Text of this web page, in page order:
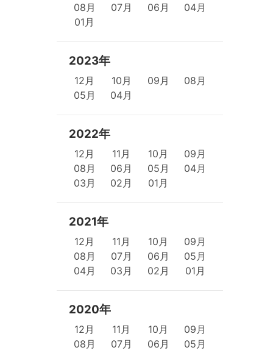
08月
07月 06月
04月
01月
2023年
12月 10月 09月
08月
05月
04月
2022年
12月 11月 10月
09月
08月
06月 05月
04月
03月
02月 01月
2021年
12月 11月 10月
09月
08月
07月 06月
05月
04月
03月 02月 01月
2020年
12月 11月 10月
09月
08月
07月 06月
05月